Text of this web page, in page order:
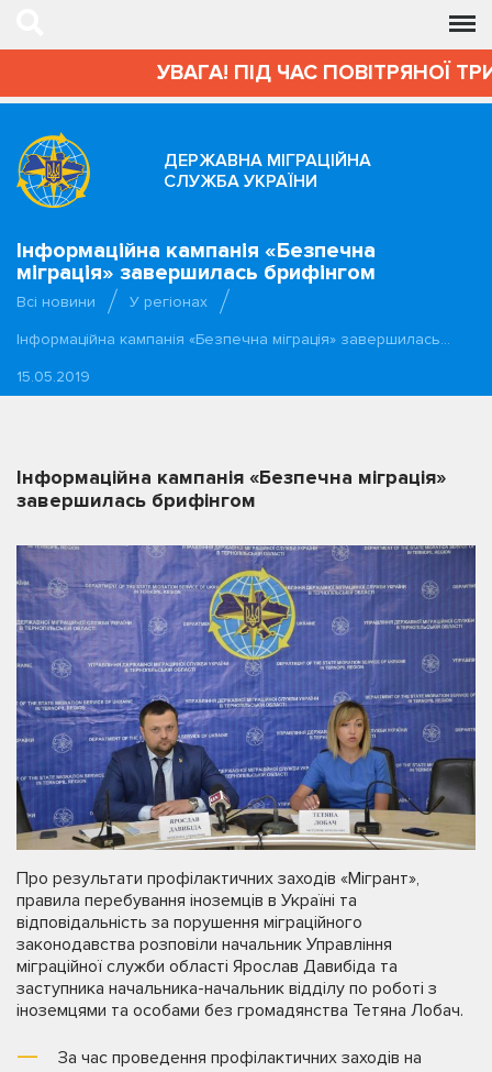
УВАГА! ПІД ЧАС ПОВІТРЯНОЇ
ДЕРЖАВНА МІГРАЦІЙНА
СЛУЖБА УКРАЇНИ
Інформаційна кампанія «Безпечна
міграція» завершилась брифінгом
Всі новини
У регіонах
Інформаційна кампанія «Безпечна міграція» завершилась…
15.05.2019
Інформаційна кампанія «Безпечна міграція»
завершилась брифінгом
Про результати профілактичних заходів «Мігрант»,
правила перебування іноземців в Україні та
відповідальність за порушення міграційного
законодавства розповіли начальник Управління
міграційної служби області Ярослав Давибіда та
заступника начальника-начальник відділу по роботі з
іноземцями та особами без громадянства Тетяна Лобач.
За час проведення профілактичних заходів на